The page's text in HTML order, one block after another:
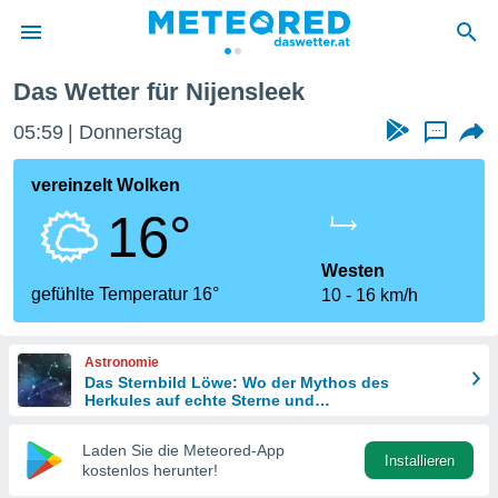
wurde
dass
sind.
diese
Das Wetter für Nijensleek
05:59 Donnerstag ...
vereinzelt Wolken
16°
gefühlte Temperatur 16°
Westen
10
16 km/h
Astronomie
Das Sternbild Löwe: Wo der Mythos des
Herkules auf echte Sterne und
Laden Sie die Meteored-App
kostenlos herunter!
Installieren